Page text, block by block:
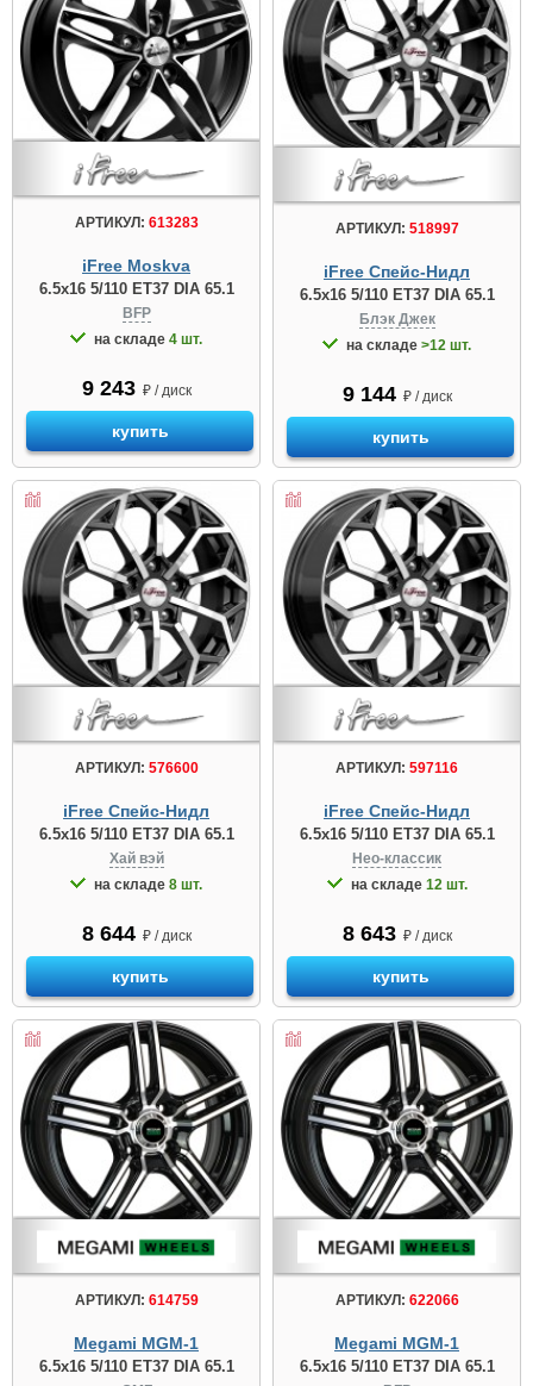
АРТИКУЛ: 613283
iFree Moskva
6.5x16 5/110 ET37 DIA 65.1
BFP
на складе 4 шт.
9 243 ₽ / диск
купить
АРТИКУЛ: 518997
iFree Спейс-Нидл
6.5x16 5/110 ET37 DIA 65.1
Блэк Джек
на складе >12 шт.
9 144 ₽ / диск
купить
АРТИКУЛ: 576600
iFree Спейс-Нидл
6.5x16 5/110 ET37 DIA 65.1
Хай вэй
на складе 8 шт.
8 644 ₽ / диск
купить
АРТИКУЛ: 597116
iFree Спейс-Нидл
6.5x16 5/110 ET37 DIA 65.1
Нео-классик
на складе 12 шт.
8 643 ₽ / диск
купить
АРТИКУЛ: 614759
Megami MGM-1
6.5x16 5/110 ET37 DIA 65.1
АРТИКУЛ: 622066
Megami MGM-1
6.5x16 5/110 ET37 DIA 65.1